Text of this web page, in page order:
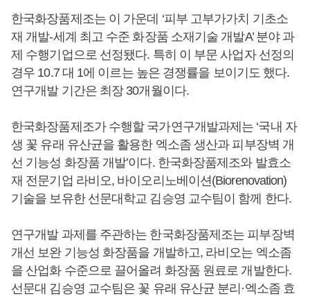
한국화장품제조는 이 가운데 ‘피부 고부가가치 기초소
재 개발-세계 최고 수준 화장품 소재기술 개발A’ 분야 과
제 수행기업으로 선정됐다. 특히 이 부문 사업자 선정의
경우 10.7 대 1에 이르는 높은 경쟁률을 보이기도 했다.
연구개발 기간은 최장 30개월이다.
한국화장품제조가 수행할 국가연구개발과제는 ‘국내 자
생 꽃 유래 유산균을 활용한 엑소좀 생산과 피부장벽 개
선 기능성 화장품 개발’이다. 한국화장품제조와 발효소
재 전문기업 라비오, 바이오리노베이션(Biorenovation)
기술을 보유한 선문대학교 김승영 교수팀이 함께 한다.
연구개발 과제를 주관하는 한국화장품제조는 피부장벽
개선 보완 기능성 화장품을 개발하고, 라비오는 엑소좀
을 산업화 수준으로 끌어올려 화장품 원료로 개발한다.
선문대 김승영 교수팀은 꽃 유래 유산균 분리·엑소좀 효